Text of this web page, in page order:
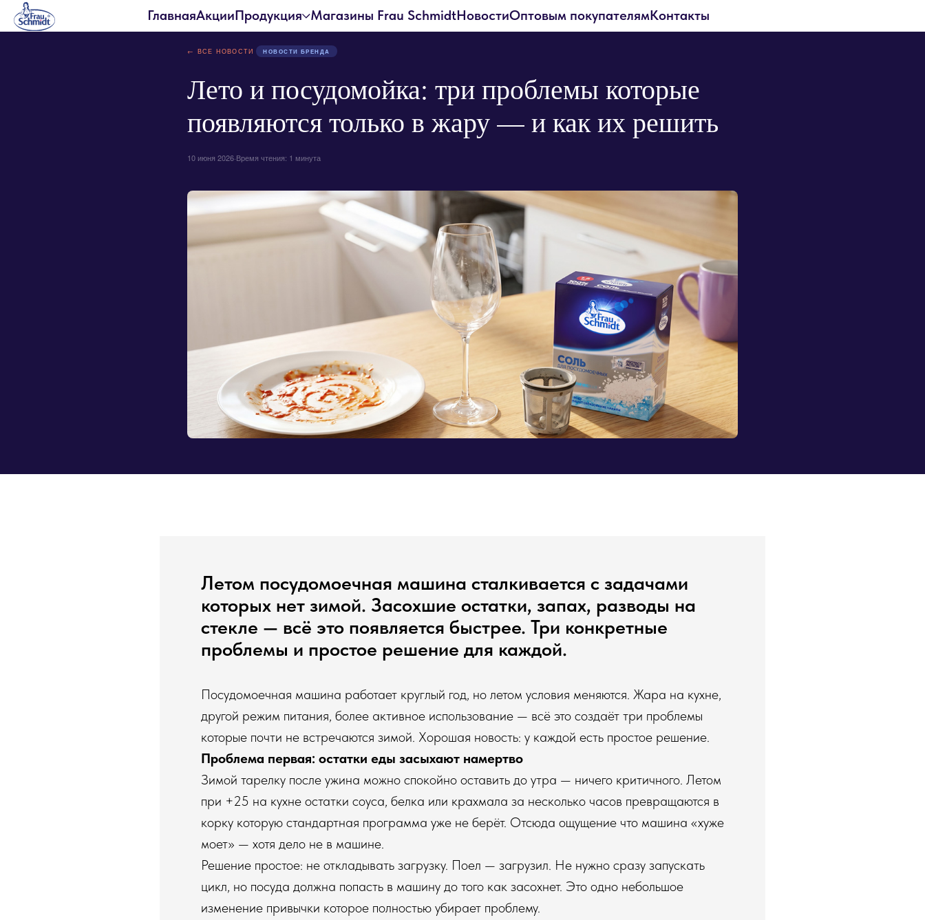
ГлавнаяАкцииПродукция Магазины Frau SchmidtНовостиОптовым покупателямКонтакты
← ВСЕ НОВОСТИ НОВОСТИ БРЕНДА
Лето и посудомойка: три проблемы которые
появляются только в жару — и как их решить
10 июня 2026·Время чтения: 1 минута
Летом посудомоечная машина сталкивается с задачами
которых нет зимой. Засохшие остатки, запах, разводы на
стекле — всё это появляется быстрее. Три конкретные
проблемы и простое решение для каждой.
Посудомоечная машина работает круглый год, но летом условия меняются. Жара на кухне,
другой режим питания, более активное использование — всё это создаёт три проблемы
которые почти не встречаются зимой. Хорошая новость: у каждой есть простое решение.
Проблема первая: остатки еды засыхают намертво
Зимой тарелку после ужина можно спокойно оставить до утра — ничего критичного. Летом
при +25 на кухне остатки соуса, белка или крахмала за несколько часов превращаются в
корку которую стандартная программа уже не берёт. Отсюда ощущение что машина «хуже
моет» — хотя дело не в машине.
Решение простое: не откладывать загрузку. Поел — загрузил. Не нужно сразу запускать
цикл, но посуда должна попасть в машину до того как засохнет. Это одно небольшое
изменение привычки которое полностью убирает проблему.